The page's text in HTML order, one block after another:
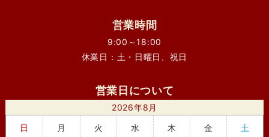
営業時間
9:00～18:00
休業日：土・日曜日、祝日
営業日について
2026年8月
日
月 火 水 木 金 土